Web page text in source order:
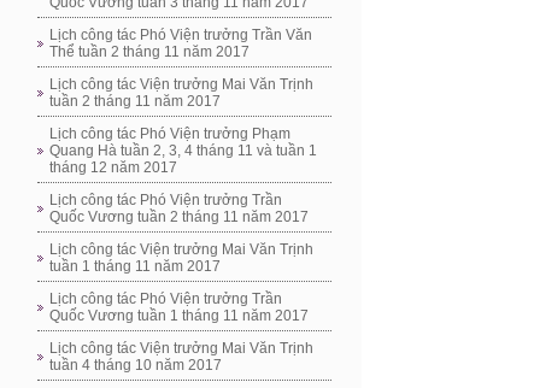
Lịch công tác Phó Viện trưởng Trần Văn
Thể tuần 2 tháng 11 năm 2017
Lịch công tác Viện trưởng Mai Văn Trịnh
tuần 2 tháng 11 năm 2017
Lịch công tác Phó Viện trưởng Phạm
Quang Hà tuần 2, 3, 4 tháng 11 và tuần 1
tháng 12 năm 2017
Lịch công tác Phó Viện trưởng Trần
Quốc Vương tuần 2 tháng 11 năm 2017
Lịch công tác Viện trưởng Mai Văn Trịnh
tuần 1 tháng 11 năm 2017
Lịch công tác Phó Viện trưởng Trần
Quốc Vương tuần 1 tháng 11 năm 2017
Lịch công tác Viện trưởng Mai Văn Trịnh
tuần 4 tháng 10 năm 2017